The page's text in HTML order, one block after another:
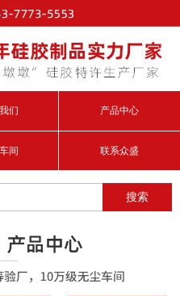
们 产品中心
间 联系众盛